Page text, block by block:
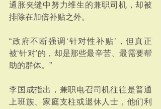
通胀夹缝中努力维生的兼职司机，却被
排除在加倍补贴之外。
“政府不断强调‘针对性补贴’，但真正
被‘针对’的，却是那些最辛苦、最需要帮
助的群体。”
李国成指出，兼职电召司机往往是普通
上班族、家庭支柱或退休人士，他们利